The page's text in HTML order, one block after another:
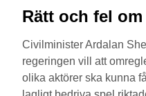
Rätt och fel
Civilminister Ardalan
regeringen vill att
olika aktörer ska kunna